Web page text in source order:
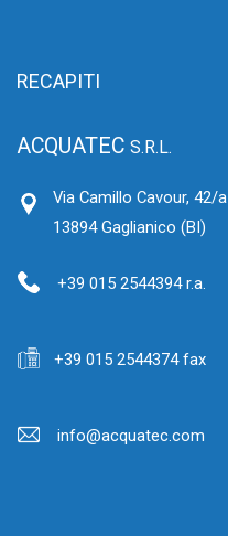
RECAPITI
ACQUATEC S.R.L.
Via Camillo Cavour, 42/a
13894 Gaglianico (BI)
+39 015 2544394 r.a.
+39 015 2544374 fax
info@acquatec.com